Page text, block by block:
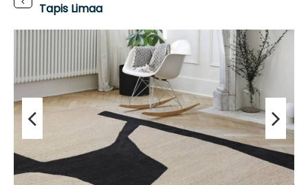
Tapis Limaa